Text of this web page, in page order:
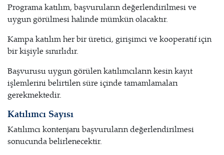
Programa katılım, başvuruların değerlendirilmesi ve
uygun görülmesi halinde mümkün olacaktır.
Kampa katılım her bir üretici, girişimci ve kooperatif için
bir kişiyle sınırlıdır.
Başvurusu uygun görülen katılımcıların kesin kayıt
işlemlerini belirtilen süre içinde tamamlamaları
gerekmektedir.
Katılımcı Sayısı
Katılımcı kontenjanı başvuruların değerlendirilmesi
sonucunda belirlenecektir.